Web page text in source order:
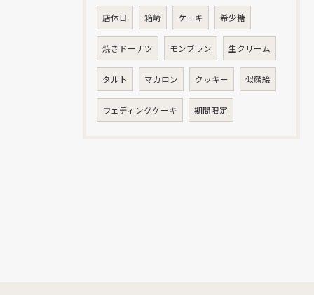
店休日 箱崎 ケーキ 希少糖
焼きドーナツ モンブラン 生クリーム
タルト マカロン クッキー 似顔絵
ウェディングケーキ 期間限定